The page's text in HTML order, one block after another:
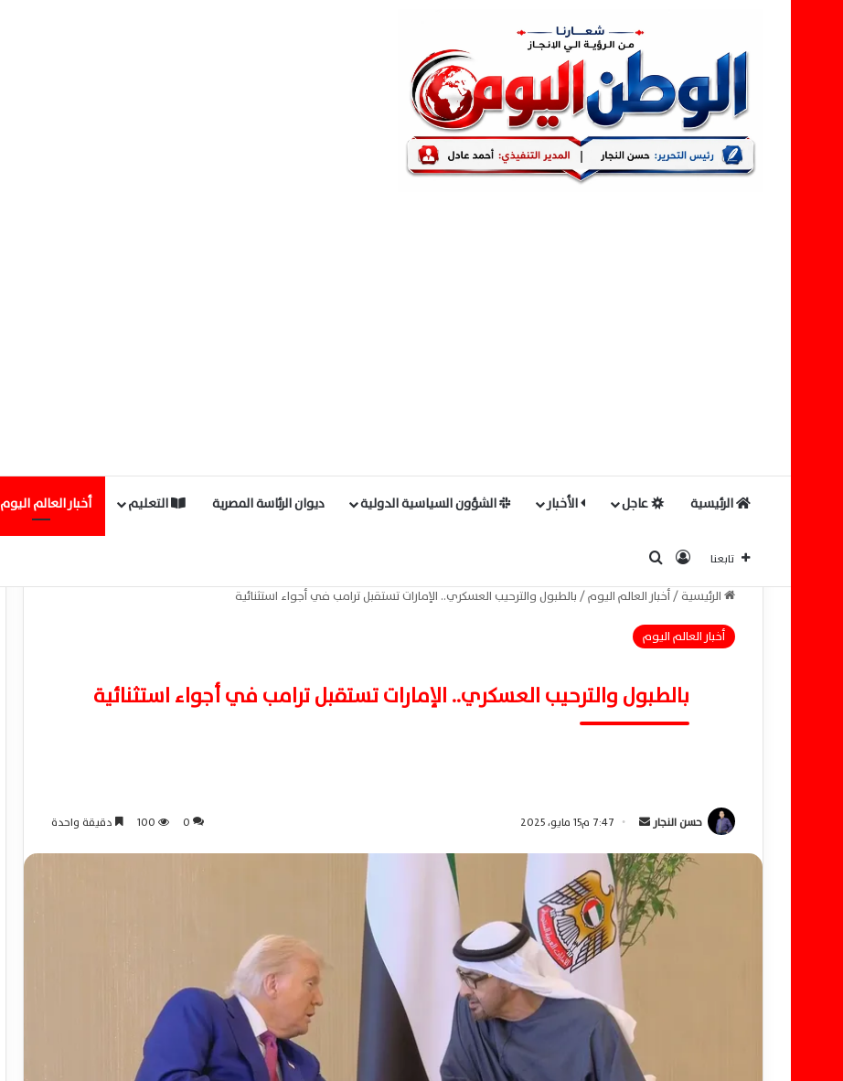
الرئيسية عاجل الأخبار الشؤون السياسية الدولية ديوان الرئاسة المصرية التعليم أخبار العالم اليوم
تابعنا تسجيل الدخول
الرئيسية/أخبار العالم اليوم/بالطبول والترحيب العسكري.. الإمارات تستقبل ترامب في أجواء استثنائية
أخبار العالم اليوم
بالطبول والترحيب العسكري.. الإمارات تستقبل ترامب في أجواء استثنائية
حسن النجار
س
ل
ب
ر
إ
ك
7:47 م15 مايو، 2025 0
100 دقيقة واحدة